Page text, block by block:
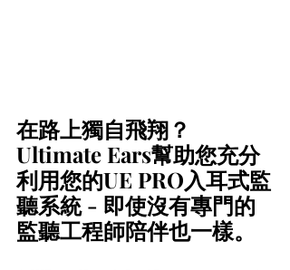
在路上獨自飛翔？
Ultimate Ears幫助您充分
利用您的UE PRO入耳式監
聽系統 - 即使沒有專門的
監聽工程師陪伴也一樣。